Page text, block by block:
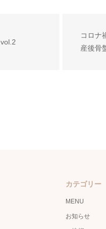
コロナ
産後骨
カテゴリー
MENU
お知らせ